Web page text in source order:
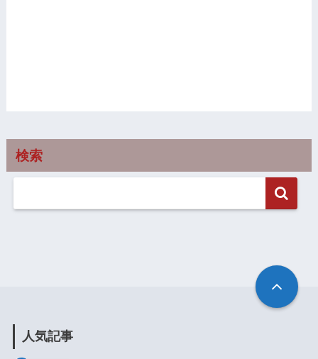
検索
人気記事